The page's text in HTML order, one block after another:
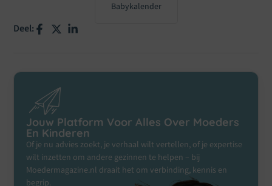
Babykalender
Deel:
Jouw Platform Voor Alles Over Moeders
En Kinderen
Of je nu advies zoekt, je verhaal wilt vertellen, of je expertise
wilt inzetten om andere gezinnen te helpen – bij
Moedermagazine.nl draait het om verbinding, kennis en
begrip.